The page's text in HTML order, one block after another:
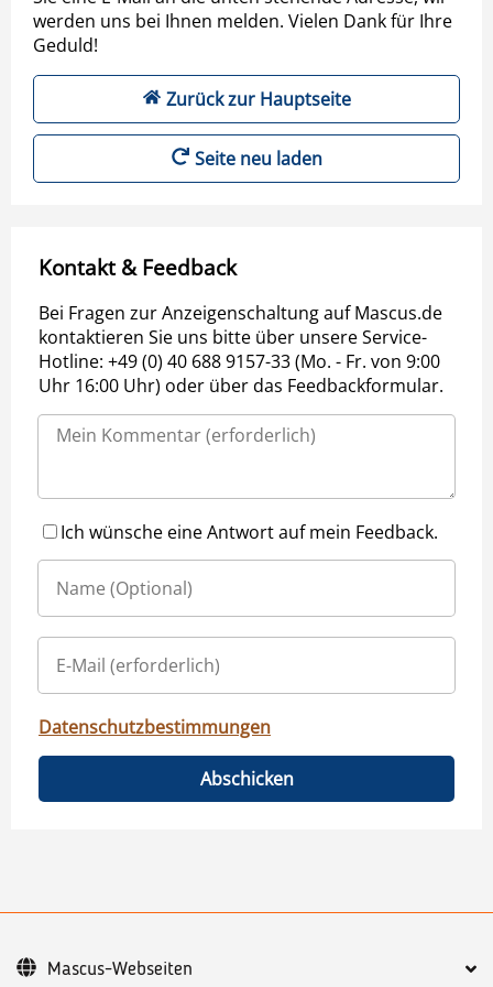
werden uns bei Ihnen melden. Vielen Dank für Ihre
Geduld!
Zurück zur Hauptseite
Seite neu laden
Kontakt & Feedback
Bei Fragen zur Anzeigenschaltung auf Mascus.de
kontaktieren Sie uns bitte über unsere Service-
Hotline: +49 (0) 40 688 9157-33 (Mo. - Fr. von 9:00
Uhr 16:00 Uhr) oder über das Feedbackformular.
Ich wünsche eine Antwort auf mein Feedback.
Datenschutzbestimmungen
Abschicken
Mascus-Webseiten